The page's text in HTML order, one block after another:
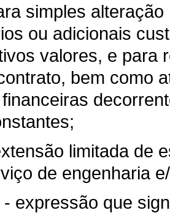
simples
ou adicionais
valores, e para
bem como
limitada de
de engenharia
expressão que